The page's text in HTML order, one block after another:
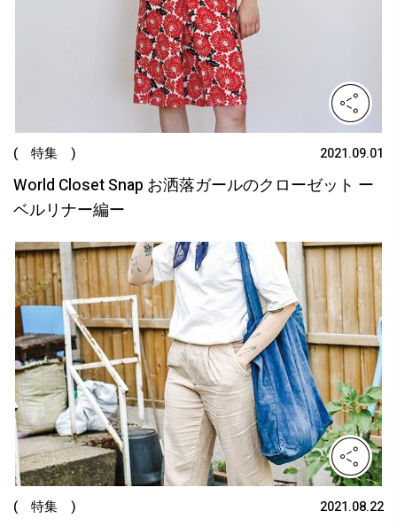
( 特集 ) 2021.09.01
World Closet Snap お洒落ガールのクローゼット ー
ベルリナー編ー
( 特集 ) 2021.08.22